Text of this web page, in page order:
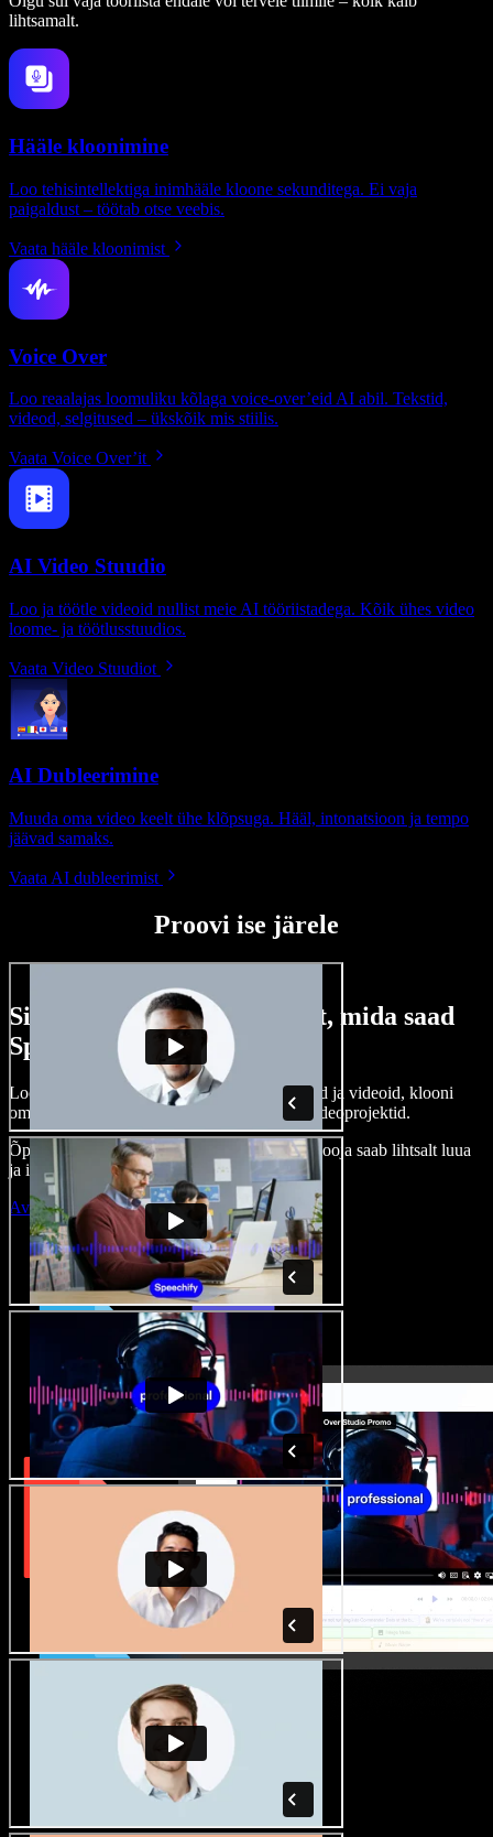
lihtsamalt.
Hääle kloonimine
Loo tehisintellektiga inimhääle kloone sekunditega. Ei vaja
paigaldust – töötab otse veebis.
Vaata hääle kloonimist
Voice Over
Loo reaalajas loomuliku kõlaga voice-over’eid AI abil. Tekstid,
videod, selgitused – ükskõik mis stiilis.
Vaata Voice Over’it
AI Video Stuudio
Loo ja töötle videoid nullist meie AI tööriistadega. Kõik ühes video
loome- ja töötlusstuudios.
Vaata Video Stuudiot
AI Dubleerimine
Muuda oma video keelt ühe klõpsuga. Hääl, intonatsioon ja tempo
jäävad samaks.
Vaata AI dubleerimist
Proovi ise järele
Siin on vaid väike osa sellest, mida saad
Speechify Studioga teha.
Loo voice-over’eid, kasuta tasuta pilte, helisid ja videoid, klooni
oma häält ja pane kokku terviklikud audio-videoprojektid.
Õppimiskõver puudub, kõik töötab veebis – looja saab lihtsalt luua
ja ideed kiiresti ellu viia.
Ava Studio